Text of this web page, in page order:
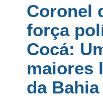
Coronel
força
Cocá:
maiores
da Bahia